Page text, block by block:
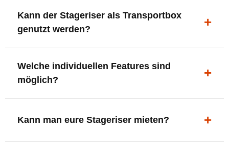
innerhalb Deutschlands kostenfrei.
Kann der Stageriser als Transportbox
genutzt werden?
oder Zubehör nutzen.
Welche individuellen Features sind
möglich?
XLR-Brücke / Schnittstelle
Setlist-Clip
Kann man eure Stageriser mieten?